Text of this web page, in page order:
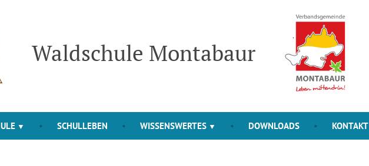
Waldschule Montabaur
SCHULLEBEN WISSENSWERTES DOWNLOADS KONTAKT